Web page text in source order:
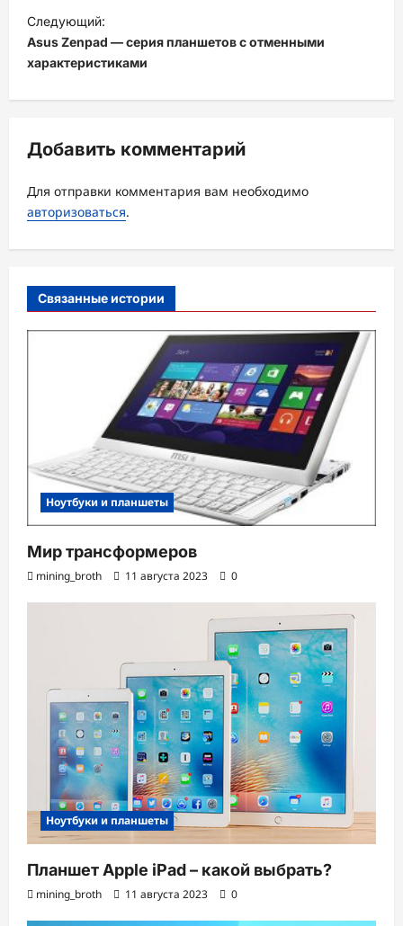
в
и
г
а
и
з
и
с
Следующий:
Asus Zenpad — серия планшетов с отменными
характеристиками
Добавить комментарий
Для отправки комментария вам необходимо
авторизоваться.
Связанные истории
Ноутбуки и планшеты
Мир трансформеров
mining_broth 11 августа 2023 0
Ноутбуки и планшеты
Планшет Apple iPad – какой выбрать?
mining_broth 11 августа 2023 0